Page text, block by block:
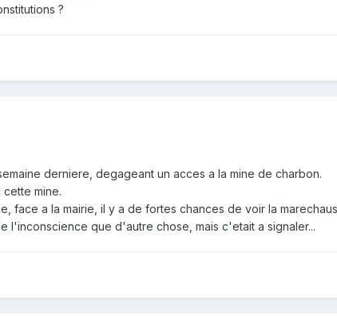
?
derniere, degageant un acces a la mine de charbon.
mine.
face a la mairie, il y a de fortes chances de voir la
l'inconscience que d'autre chose, mais c'etait a signaler...